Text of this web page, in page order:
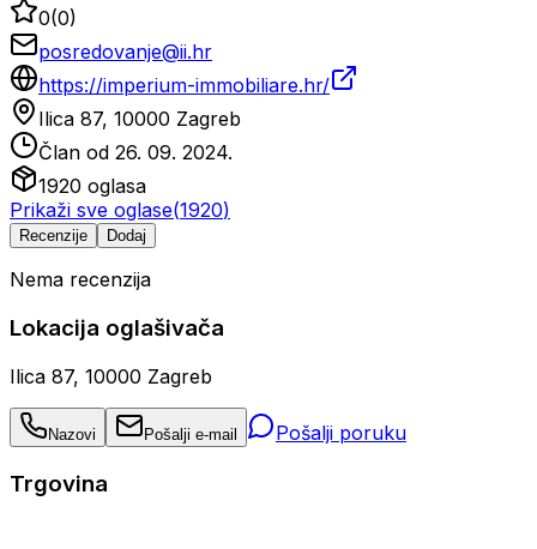
0(0)
posredovanje@ii.hr
https://imperium-immobiliare.hr/
Ilica 87, 10000 Zagreb
Član od 26. 09. 2024.
1920 oglasa
Prikaži sve oglase(1920)
Recenzije Dodaj
Nema recenzija
Lokacija oglašivača
Ilica 87, 10000 Zagreb
Nazovi Pošalji e-mail Pošalji poruku
Trgovina